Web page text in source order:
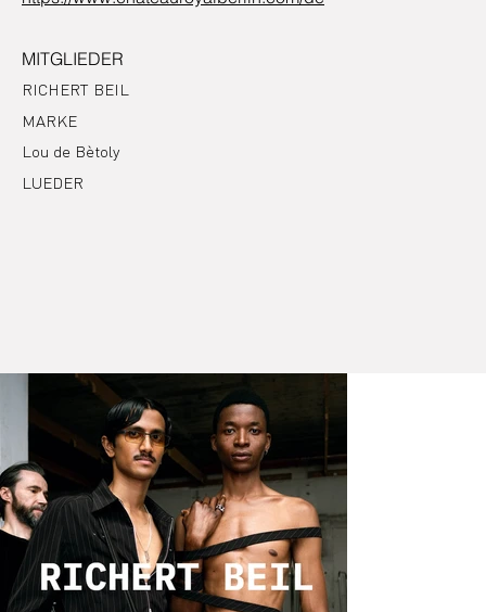
MITGLIEDER
RICHERT BEIL
MARKE
Lou de Bètoly
LUEDER